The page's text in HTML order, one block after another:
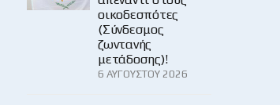
οικοδεσπότες
(Σύνδεσμος
ζωντανής
μετάδοσης)!
6 ΑΥΓΟΎΣΤΟΥ 2026